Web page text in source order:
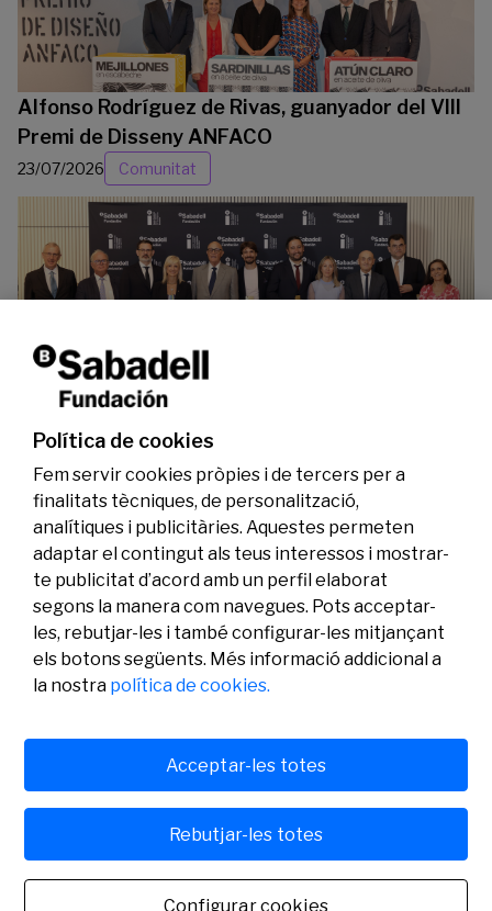
Alfonso Rodríguez de Rivas, guanyador del VIII
Premi de Disseny ANFACO
23/07/2026 Comunitat
La Fundació Banc Sabadell reconeix a dos
investigadors en els àmbits de l’edició del
genoma i l’energia neta
Legal
Avís legal
Activitat
Convocatòries
Social
Política de cookies
Fem servir cookies pròpies i de tercers per a
finalitats tècniques, de personalització,
analítiques i publicitàries. Aquestes permeten
adaptar el contingut als teus interessos i mostrar-
te publicitat d’acord amb un perfil elaborat
segons la manera com navegues. Pots acceptar-
les, rebutjar-les i també configurar-les mitjançant
els botons següents. Més informació addicional a
la nostra política de cookies.
Configurar cookies
Rebutjar-les totes
Acceptar-les totes